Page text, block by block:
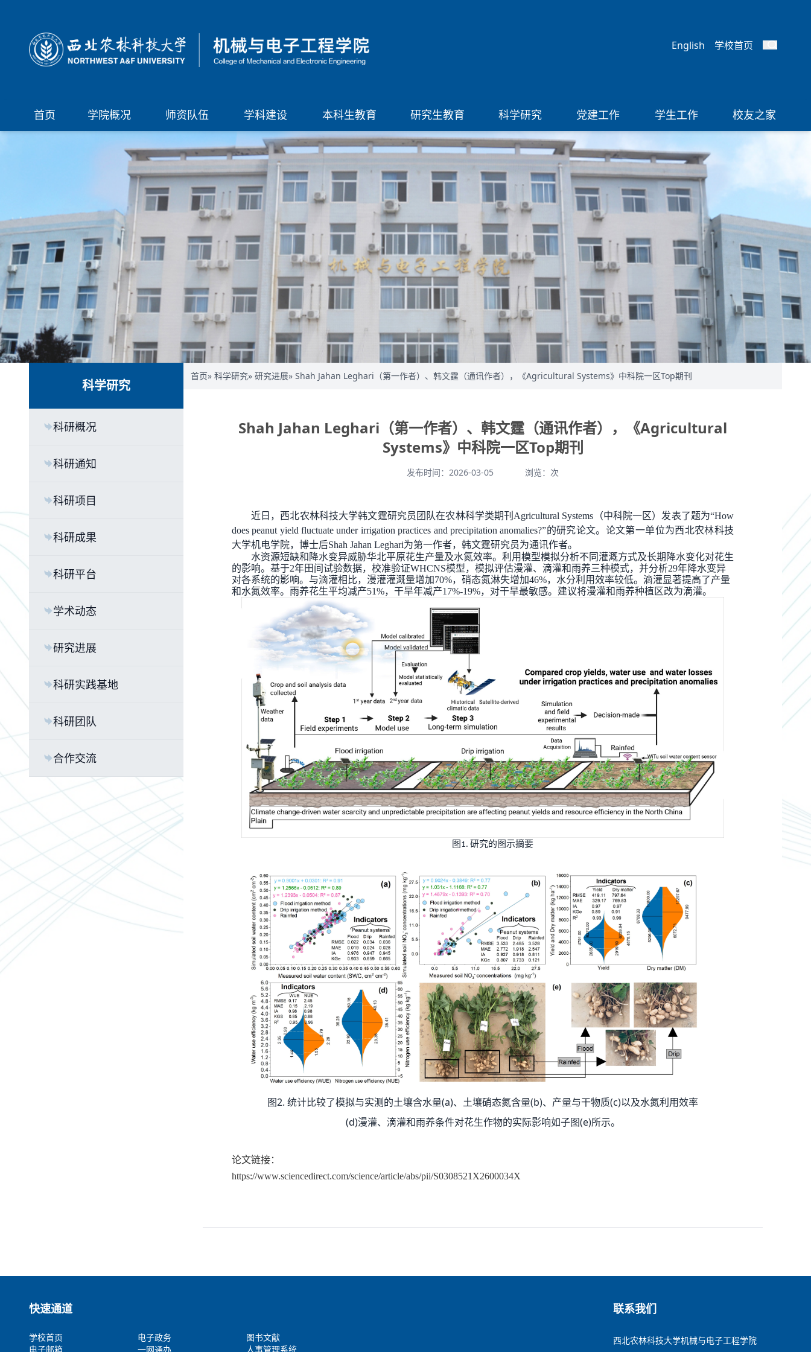
English 学校首页
首页 学院概况 师资队伍 学科建设 本科生教育 研究生教育 科学研究 党建工作 学生工作 校友之家
科学研究
科研概况
科研通知
科研项目
科研成果
科研平台
学术动态
研究进展
科研实践基地
科研团队
合作交流
首页» 科学研究» 研究进展» Shah Jahan Leghari（第一作者）、韩文霆（通讯作者），《Agricultural Systems》中科院一区Top期刊
Shah Jahan Leghari（第一作者）、韩文霆（通讯作者），《Agricultural
Systems》中科院一区Top期刊
发布时间：2026-03-05 浏览： 次
近日，西北农林科技大学韩文霆研究员团队在农林科学类期刊 Agricultural Systems （中科院一区）发表了题为“How
does peanut yield fluctuate under irrigation practices and precipitation anomalies?”的研究论文。论文第一单位为西北农林科技
大学机电学院，博士后Shah Jahan Leghari为第一作者，韩文霆研究员为通讯作者。
水资源短缺和降水变异威胁华北平原花生产量及水氮效率。利用模型模拟分析不同灌溉方式及长期降水变化对花生
的影响。基于2年田间试验数据，校准验证WHCNS模型，模拟评估漫灌、滴灌和雨养三种模式，并分析29年降水变异
对各系统的影响。与滴灌相比，漫灌灌溉量增加70%，硝态氮淋失增加46%，水分利用效率较低。滴灌显著提高了产量
和水氮效率。雨养花生平均减产51%，干旱年减产17%-19%，对干旱最敏感。建议将漫灌和雨养种植区改为滴灌。
图 1. 研究的图示摘要
图2. 统计比较了模拟与实测的土壤含水量(a)、土壤硝态氮含量(b)、产量与干物质(c)以及水氮利用效率
(d)漫灌、滴灌和雨养条件对花生作物的实际影响如子图(e)所示。
论文链接：
https://www.sciencedirect.com/science/article/abs/pii/S0308521X2600034X
快速通道
学校首页 电子政务
图书文献
电子邮箱
一网通办 人事管理系统
联系我们
西北农林科技大学机械与电子工程学院